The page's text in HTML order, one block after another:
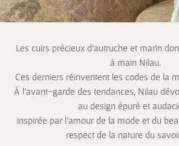
Les cuirs précieux d’autruche et marin
à main Nilau.
Ces derniers réinventent les codes de la
À l’avant-garde des tendances, Nilau
au design épuré et
inspirée par l’amour de la mode et du
respect de la nature du